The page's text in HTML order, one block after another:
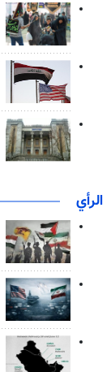
الرأي